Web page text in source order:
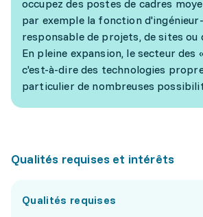
occupez des postes de cadres
par exemple la fonction
responsable de projets, de sites
En pleine expansion, le secteur des
c'est-à-dire des technologies
particulier de nombreuses
Qualités requises et intérêts
Qualités requises